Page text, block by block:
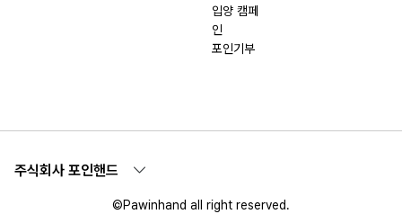
입양 캠페
인
포인기부
주식회사 포인핸드
©Pawinhand all right reserved.